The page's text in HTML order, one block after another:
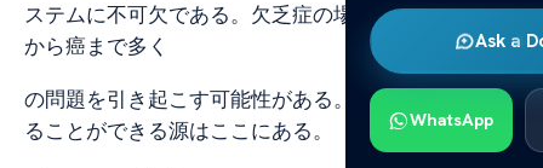
Ask a
WhatsApp
ステムに不可欠である。欠乏症の場合、それはうつ病
から癌まで多く
の問題を引き起こす可能性がある。ビタミンD を貯え
ることができる源はここにある。